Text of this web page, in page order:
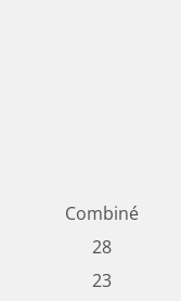
Combiné
28
23